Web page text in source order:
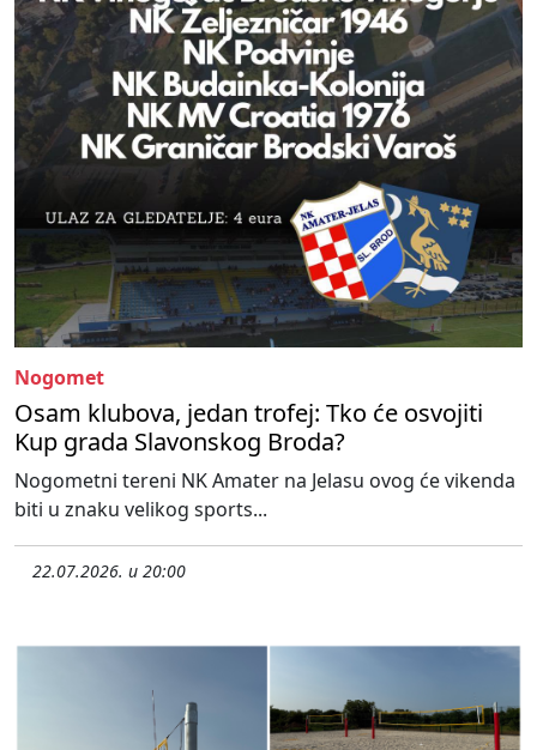
Nogomet
Osam klubova, jedan trofej: Tko će osvojiti
Kup grada Slavonskog Broda?
Nogometni tereni NK Amater na Jelasu ovog će vikenda
biti u znaku velikog sports...
22.07.2026. u 20:00